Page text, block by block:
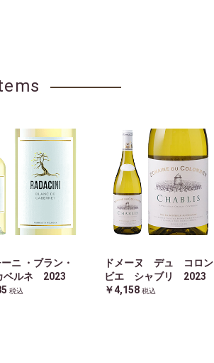
ニ ・ブラン・
ベルネ 2023
税込
ドメーヌ デュ コロン
ビエ シャブリ 2023
￥4,158 税込